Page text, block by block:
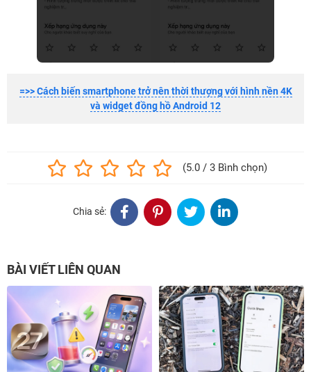
=>> Cách biến smartphone trở nên thời thượng với hình nền 4K
và widget đồng hồ Android 12
(5.0 / 3 Bình chọn)
Chia sẻ:
BÀI VIẾT LIÊN QUAN